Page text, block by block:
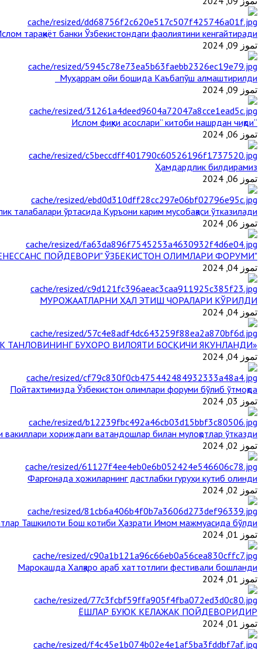
тараққиёт банки Ўзбекистондаги фаолиятини кенгайтиради
تموز 09, 2024
Муҳаррам ойи бошида Каъбапўш алмаштирилди
تموز 09, 2024
“Ислом фиқҳи асослари” китоби нашрдан чиқди
تموز 06, 2024
Ҳамдардлик билдирамиз
تموز 06, 2024
талабалари ўртасида Қуръони карим мусобақаси ўтказилади
تموز 06, 2024
"БУЮК АЖДОДЛАР МЕРОСИ – III РЕНЕССАНС ПОЙДЕВОРИ" ЎЗБЕКИСТОН ОЛИМЛАРИ ФОРУМИ
تموز 04, 2024
МУРОЖААТЛАРНИ ҲАЛ ЭТИШ ЧОРАЛАРИ КЎРИЛДИ
تموز 04, 2024
«ЙИЛ ИМОМИ – 2024» КЎРИК ТАНЛОВИНИНГ БУХОРО ВИЛОЯТИ БОСҚИЧИ ЯКУНЛАНДИ
تموز 04, 2024
Пойтахтимизда Ўзбекистон олимлари форуми бўлиб ўтмоқда
تموز 03, 2024
хориждаги ватандошлар билан мулоқотлар ўтказди
تموز 02, 2024
Фарғонада ҳожиларнинг дастлабки гуруҳи кутиб олинди
تموز 02, 2024
Ташкилоти Бош котиби Ҳазрати Имом мажмуасида бўлди
تموز 01, 2024
Марокашда Халқаро араб хаттотлиги фестивали бошланди
تموز 01, 2024
ЁШЛАР БУЮК КЕЛАЖАК ПОЙДЕВОРИДИР
تموز 01, 2024